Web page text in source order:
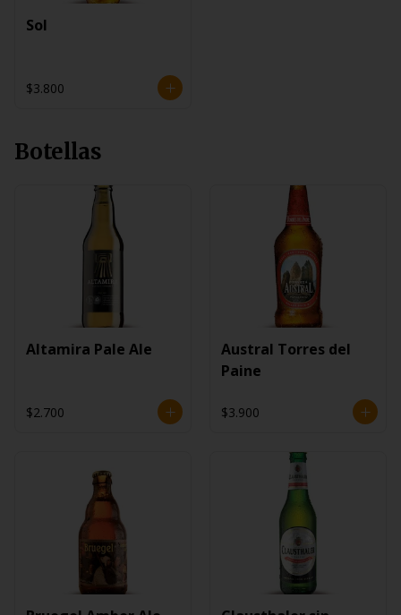
Sol
$3.800
Botellas
Altamira Pale Ale
$2.700
Austral Torres del
Paine
$3.900